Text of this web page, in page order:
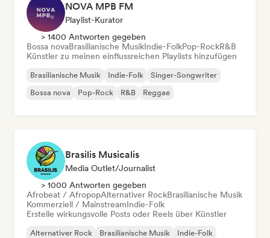
NOVA MPB FM
Playlist-Kurator
> 1400 Antworten gegeben
Bossa novaBrasilianische MusikIndie-FolkPop-RockR&B
Künstler zu meinen einflussreichen Playlists hinzufügen
Brasilianische Musik Indie-Folk
Singer-Songwriter
Bossa nova
Pop-Rock R&B Reggae
Brasilis Musicalis
Media Outlet/Journalist
> 1000 Antworten gegeben
Afrobeat / AfropopAlternativer RockBrasilianische Musik
Kommerziell / MainstreamIndie-Folk
Erstelle wirkungsvolle Posts oder Reels über Künstler
Alternativer Rock Brasilianische Musik
Indie-Folk